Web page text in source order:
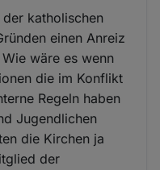
katholischen
einen Anreiz
wäre es wenn
die im Konflikt
Regeln haben
Jugendlichen
die Kirchen ja
der